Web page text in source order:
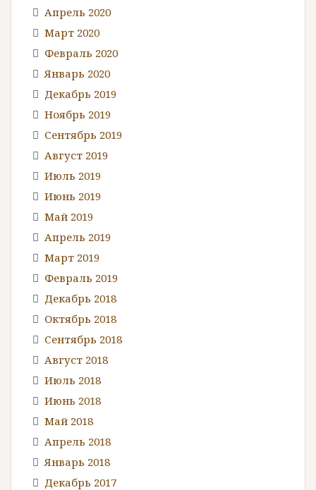
Апрель 2020
Март 2020
Февраль 2020
Январь 2020
Декабрь 2019
Ноябрь 2019
Сентябрь 2019
Август 2019
Июль 2019
Июнь 2019
Май 2019
Апрель 2019
Март 2019
Февраль 2019
Декабрь 2018
Октябрь 2018
Сентябрь 2018
Август 2018
Июль 2018
Июнь 2018
Май 2018
Апрель 2018
Январь 2018
Декабрь 2017